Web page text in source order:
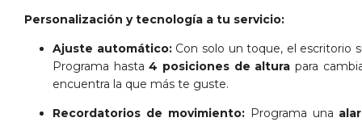
Personalización y tecnología a tu servicio:
Ajuste automático:Con solo un toque, el escritorio
Programa hasta4 posiciones de altura para
encuentra la que más te guste.
Recordatorios de movimiento:Programa una